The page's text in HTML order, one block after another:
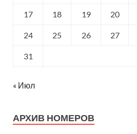
17 18 19 20
24 25 26 27
31
« Июл
АРХИВ НОМЕРОВ